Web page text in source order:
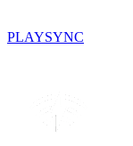
PLAYSYNC